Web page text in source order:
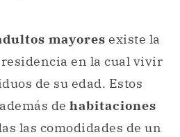
mayores existe la
en la cual vivir
de su edad. Estos
de habitaciones
las comodidades de un